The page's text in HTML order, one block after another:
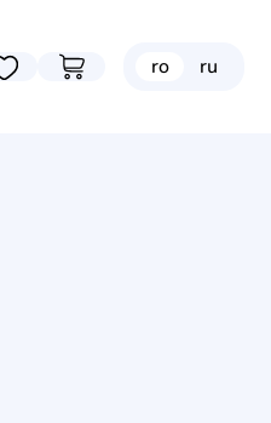
Избранные товары
Перейти в корзину
ro ru